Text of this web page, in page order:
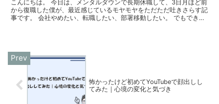
こんにちは。 今日は、メンタルダウンで長期休職して、3日月ほど前
から復職した僕が、最近感じているモヤモヤをただただ吐きさらす記
事です。 会社やめたい、転職したい、部署移動したい。 でもできな
怖かったけど初めてYouTubeで顔出しし
てみた｜心境の変化と気づき